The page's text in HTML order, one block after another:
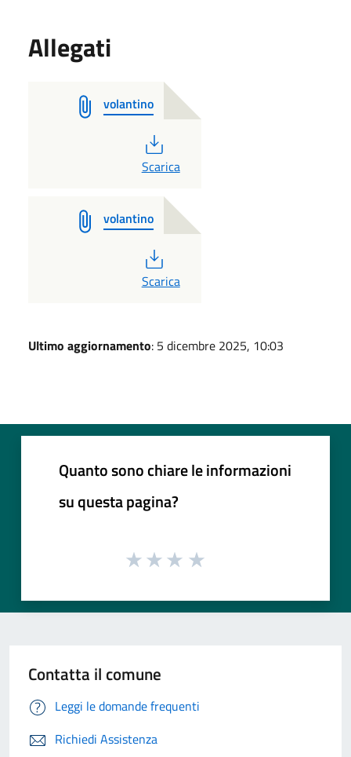
Allegati
volantino
PDF
Scarica
volantino
PDF
Scarica
Ultimo aggiornamento: 5 dicembre 2025, 10:03
Quanto sono chiare le informazioni
su questa pagina?
Contatta il comune
Leggi le domande frequenti
Richiedi Assistenza